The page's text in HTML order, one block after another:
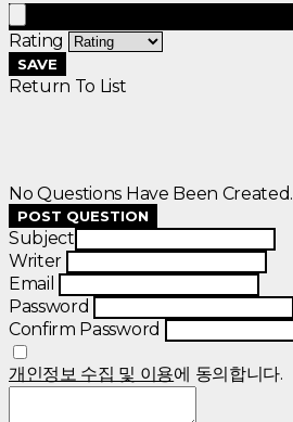
Rating
SAVE
Return To List
No Questions Have Been Created.
POST QUESTION
Subject
Writer
Email
Password
Confirm Password
개인정보 수집 및 이용에 동의합니다.